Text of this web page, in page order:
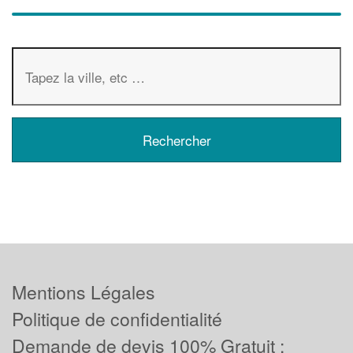
Mentions Légales
Politique de confidentialité
Demande de devis 100% Gratuit :